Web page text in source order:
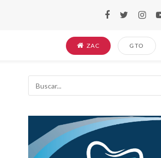
ZAC GTO